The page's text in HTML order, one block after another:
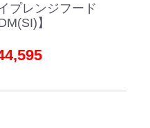
プレンジフード
】